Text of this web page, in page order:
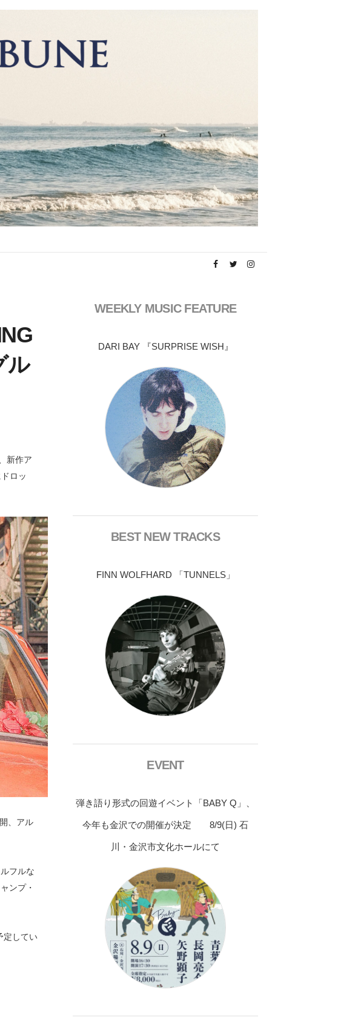
ル
新作ア
ロッ
、アル
フルな
ンプ・
定してい
WEEKLY MUSIC FEATURE
DARI BAY 『SURPRISE WISH』
BEST NEW TRACKS
FINN WOLFHARD 「TUNNELS」
EVENT
弾き語り形式の回遊イベント「BABY Q」、
今年も金沢での開催が決定 8/9(日) 石
川・金沢市文化ホールにて